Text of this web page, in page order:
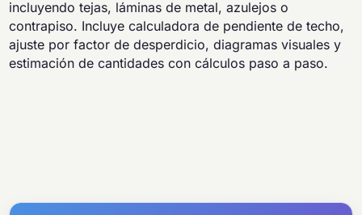
incluyendo tejas, láminas de metal, azulejos o
contrapiso. Incluye calculadora de pendiente de techo,
ajuste por factor de desperdicio, diagramas visuales y
estimación de cantidades con cálculos paso a paso.